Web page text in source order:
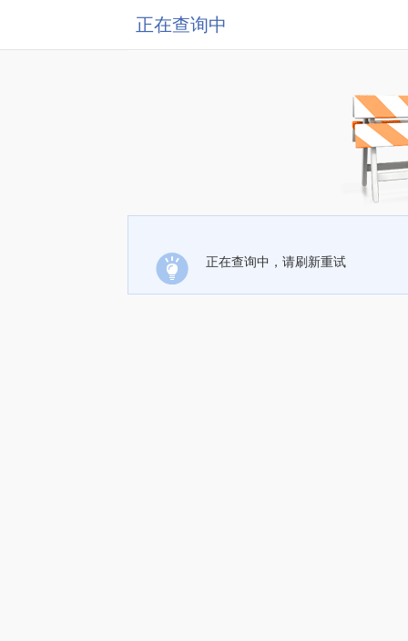
正在查询中
正在查询中，请刷新重试